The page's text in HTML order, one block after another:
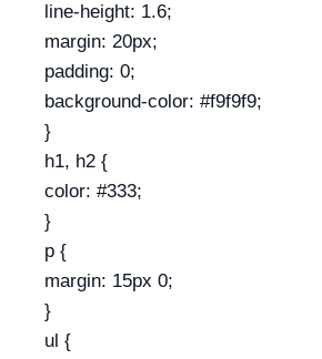
line-height: 1.6;
margin: 20px;
padding: 0;
background-color: #f9f9f9;
}
h1, h2 {
color: #333;
}
p {
margin: 15px 0;
}
ul {